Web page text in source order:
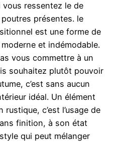
ressentez le de
présentes. le
est une forme de
et indémodable.
vous commettre à un
souhaitez plutôt pouvoir
c’est sans aucun
idéal. Un élément
c’est l’usage de
finition, à son état
qui peut mélanger